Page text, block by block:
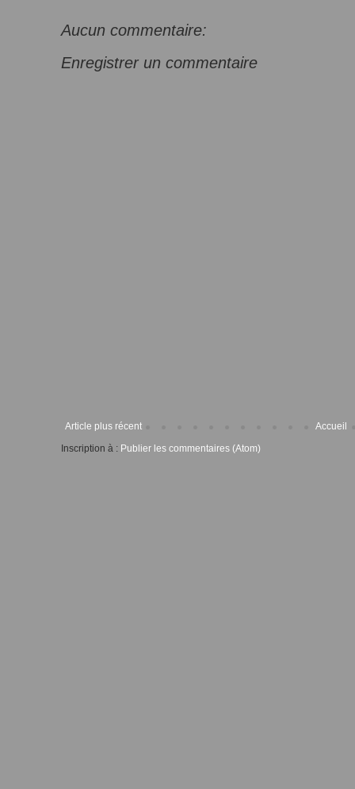
Aucun commentaire:
Enregistrer un commentaire
Article plus récent
Accueil
Inscription à : Publier les commentaires (Atom)